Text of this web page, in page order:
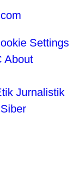
Settings
About
Jurnalistik